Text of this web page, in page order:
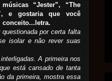
“Jester”, “The
e gostaria que você
conceito...letra.
por certa falta
isolar e não rever suas
interligadas. A primeira nos
está cansado de tanta
da primeira, mostra essa